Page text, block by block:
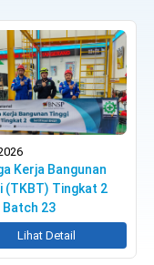
Kerja Bangunan
(TKBT) Tingkat 2
Batch 23
Lihat Detail